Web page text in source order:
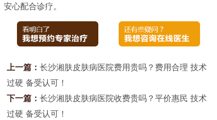
安心配合诊疗。
上一篇： 长沙湘肤皮肤病医院费用贵吗？费用合理 技术
过硬 备受认可！
下一篇： 长沙湘肤皮肤病医院收费贵吗？平价惠民 技术
过硬 备受认可！